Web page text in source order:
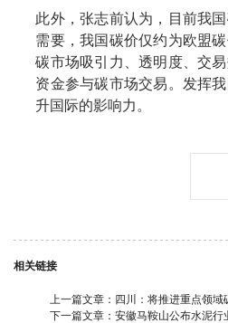
此外，张志前认为，目前我
需要，我国碳价仅约为欧盟
碳市场吸引力、透明度、交
资金参与碳市场交易。发挥
升国际的影响力。
相关链接
上一篇文章： 四川：将推进重点领
下一篇文章： 安徽马鞍山公布水泥行